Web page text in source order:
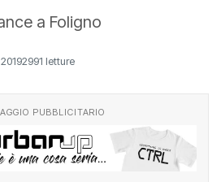
a Foligno
2991 letture
PUBBLICITARIO